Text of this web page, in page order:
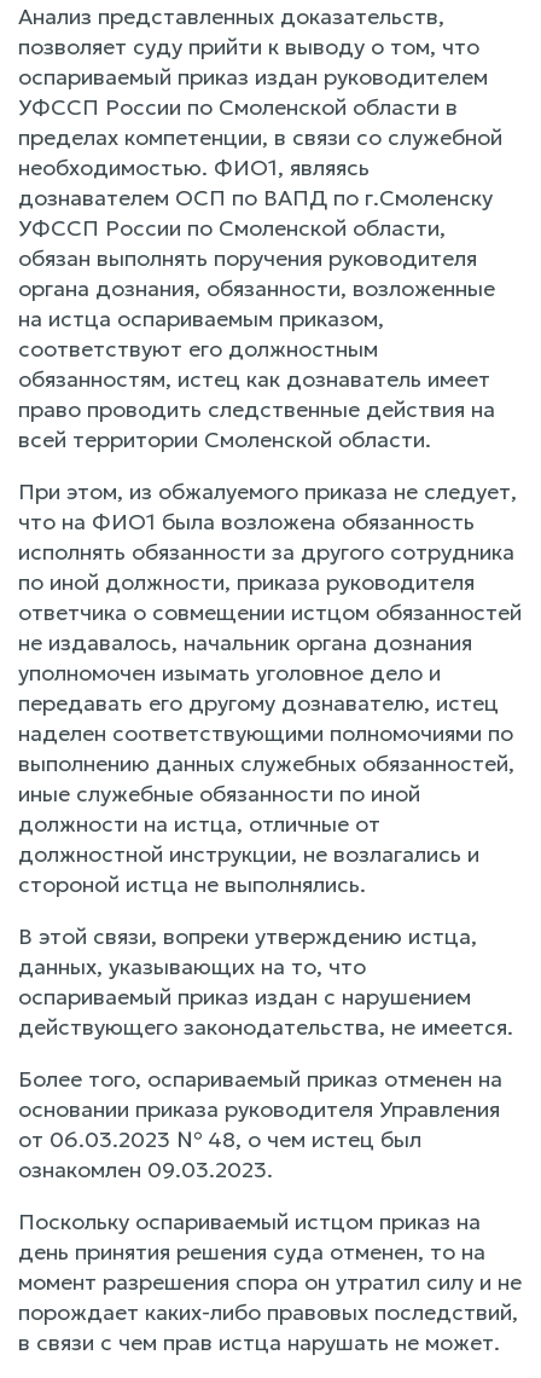
Анализ представленных доказательств,
позволяет суду прийти к выводу о том, что
оспариваемый приказ издан руководителем
УФССП России по Смоленской области в
пределах компетенции, в связи со служебной
необходимостью. ФИО1, являясь
дознавателем ОСП по ВАПД по г.Смоленску
УФССП России по Смоленской области,
обязан выполнять поручения руководителя
органа дознания, обязанности, возложенные
на истца оспариваемым приказом,
соответствуют его должностным
обязанностям, истец как дознаватель имеет
право проводить следственные действия на
всей территории Смоленской области.
При этом, из обжалуемого приказа не следует,
что на ФИО1 была возложена обязанность
исполнять обязанности за другого сотрудника
по иной должности, приказа руководителя
ответчика о совмещении истцом обязанностей
не издавалось, начальник органа дознания
уполномочен изымать уголовное дело и
передавать его другому дознавателю, истец
наделен соответствующими полномочиями по
выполнению данных служебных обязанностей,
иные служебные обязанности по иной
должности на истца, отличные от
должностной инструкции, не возлагались и
стороной истца не выполнялись.
В этой связи, вопреки утверждению истца,
данных, указывающих на то, что
оспариваемый приказ издан с нарушением
действующего законодательства, не имеется.
Более того, оспариваемый приказ отменен на
основании приказа руководителя Управления
от 06.03.2023 № 48, о чем истец был
ознакомлен 09.03.2023.
Поскольку оспариваемый истцом приказ на
день принятия решения суда отменен, то на
момент разрешения спора он утратил силу и не
порождает каких-либо правовых последствий,
в связи с чем прав истца нарушать не может.